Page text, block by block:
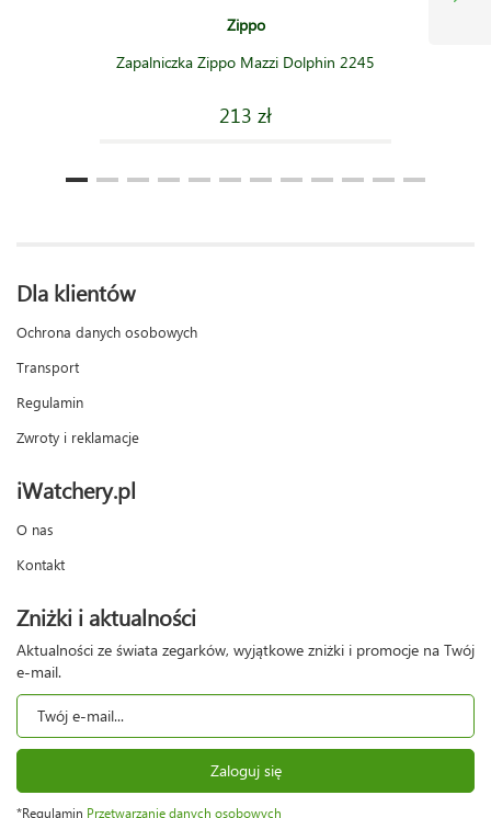
Zippo
Zapalniczka Zippo Mazzi Dolphin 2245
213 zł
Dla klientów
Ochrona danych osobowych
Transport
Regulamin
Zwroty i reklamacje
iWatchery.pl
O nas
Kontakt
Zniżki i aktualności
Aktualności ze świata zegarków, wyjątkowe zniżki i promocje na Twój
e-mail.
Zaloguj się
*Regulamin Przetwarzanie danych osobowych